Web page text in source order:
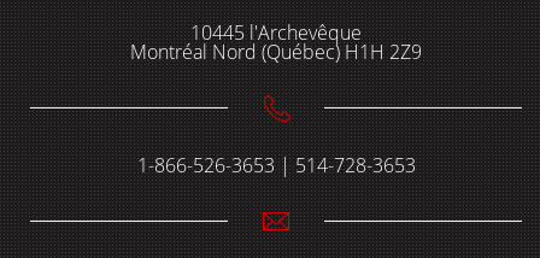
10445 l'Archevêque
Montréal Nord (Québec) H1H 2Z9
1-866-526-3653 | 514-728-3653